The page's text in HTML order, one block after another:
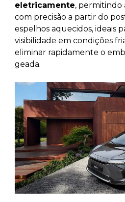
eletricamente, permitindo
com precisão a partir do
espelhos aquecidos, ideais
visibilidade em condições
eliminar rapidamente o
geada.